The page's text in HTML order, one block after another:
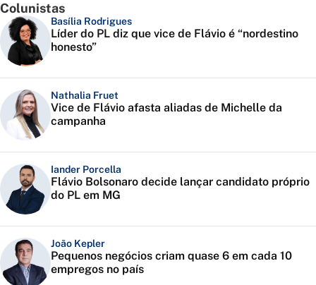
Colunistas
Basília Rodrigues
Líder do PL diz que vice de Flávio é “nordestino
honesto”
Nathalia Fruet
Vice de Flávio afasta aliadas de Michelle da
campanha
Iander Porcella
Flávio Bolsonaro decide lançar candidato próprio
do PL em MG
João Kepler
Pequenos negócios criam quase 6 em cada 10
empregos no país